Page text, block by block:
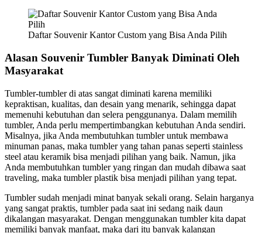
Daftar Souvenir Kantor Custom yang Bisa Anda Pilih
Alasan Souvenir Tumbler Banyak Diminati Oleh
Masyarakat
Tumbler-tumbler di atas sangat diminati karena memiliki
kepraktisan, kualitas, dan desain yang menarik, sehingga dapat
memenuhi kebutuhan dan selera penggunanya. Dalam memilih
tumbler, Anda perlu mempertimbangkan kebutuhan Anda sendiri.
Misalnya, jika Anda membutuhkan tumbler untuk membawa
minuman panas, maka tumbler yang tahan panas seperti stainless
steel atau keramik bisa menjadi pilihan yang baik. Namun, jika
Anda membutuhkan tumbler yang ringan dan mudah dibawa saat
traveling, maka tumbler plastik bisa menjadi pilihan yang tepat.
Tumbler sudah menjadi minat banyak sekali orang. Selain harganya
yang sangat praktis, tumbler pada saat ini sedang naik daun
dikalangan masyarakat. Dengan menggunakan tumbler kita dapat
memiliki banyak manfaat, maka dari itu banyak kalangan